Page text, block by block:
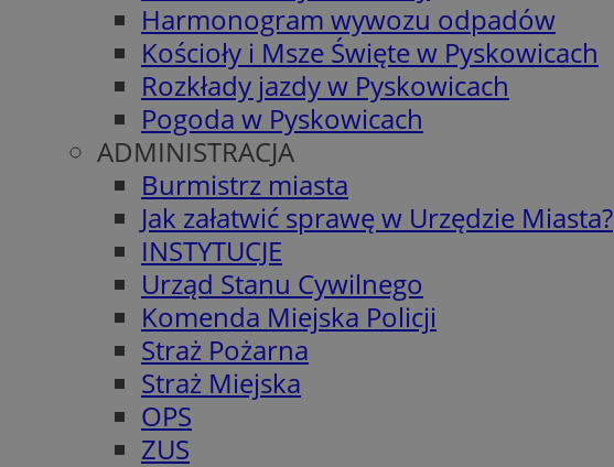
Harmonogram wywozu odpadów
Kościoły i Msze Święte w Pyskowicach
Rozkłady jazdy w Pyskowicach
Pogoda w Pyskowicach
ADMINISTRACJA
Burmistrz miasta
Jak załatwić sprawę w Urzędzie Miasta?
INSTYTUCJE
Urząd Stanu Cywilnego
Komenda Miejska Policji
Straż Pożarna
Straż Miejska
OPS
ZUS